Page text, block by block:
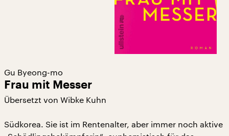
Gu Byeong-mo
Frau mit Messer
Übersetzt von Wibke Kuhn
Südkorea. Sie ist im Rentenalter, aber immer noch aktive